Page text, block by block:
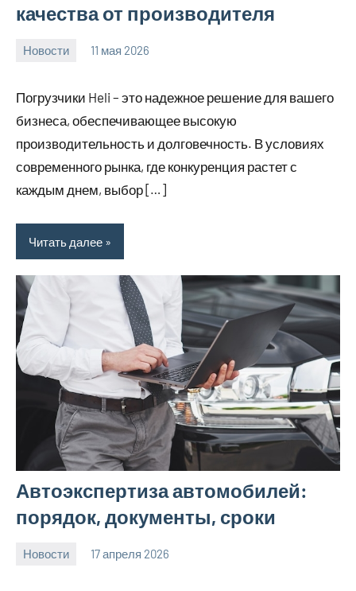
качества от производителя
Новости 11 мая 2026
Погрузчики Heli – это надежное решение для вашего
бизнеса, обеспечивающее высокую
производительность и долговечность. В условиях
современного рынка, где конкуренция растет с
каждым днем, выбор […]
Читать далее
Автоэкспертиза автомобилей:
порядок, документы, сроки
Новости 17 апреля 2026